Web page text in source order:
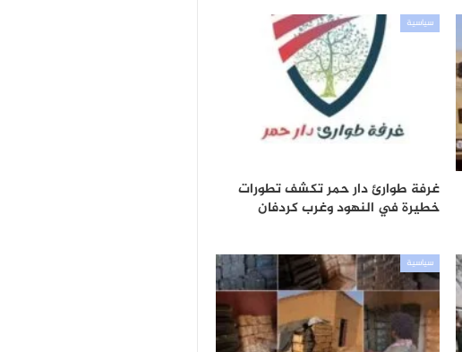
سياسية
غرفة طوارئ دار حمر تكشف تطورات
خطيرة في النهود وغرب كردفان
سياسية